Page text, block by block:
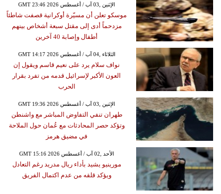
GMT 23:46 2026 الإثنين ,03 آب / أغسطس
موسكو تعلن أن مسيّرة أوكرانية قصفت شاطئاً
مزدحماً أدى إلى مقتل سبعة أشخاص بينهم
أطفال وإصابة 40 آخرين
GMT 14:17 2026 الثلاثاء ,04 آب / أغسطس
نواف سلام يرد على نعيم قاسم ويقول إن
العون الأكبر لإسرائيل قدمه من تفرد بقرار
الحرب
GMT 19:36 2026 الإثنين ,03 آب / أغسطس
طهران تنفي التفاوض المباشر مع واشنطن
وتؤكد حصر المحادثات مع عُمان حول الملاحة
في مضيق هرمز
GMT 15:16 2026 الأحد ,02 آب / أغسطس
مورينيو يشيد بأداء ريال مدريد رغم التعادل
ويؤكد قلقه من عدم اكتمال الفريق